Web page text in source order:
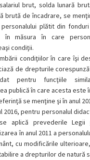
brut, solda lunară
brută de încadrare, se
plătit din
în măsura în care
condiţii.
condiţiilor în care îşi
de drepturile
pentru funcţiile
publică în care acesta este
se menţine şi în anul
2016, pentru personalul
aplică prevederile Legii
în anul 2011 a
cu modificările
a drepturilor de natură